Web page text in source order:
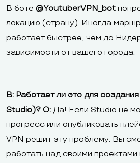
В боте @YoutuberVPN_bot
локацию (страну). Иногда
работает быстрее, чем до
зависимости от вашего города.
В: Работает ли это для
Studio)? О: Да! Если Studio не
прогресс или опубликовать
VPN решит эту проблему. Вы
работать над своими проектами